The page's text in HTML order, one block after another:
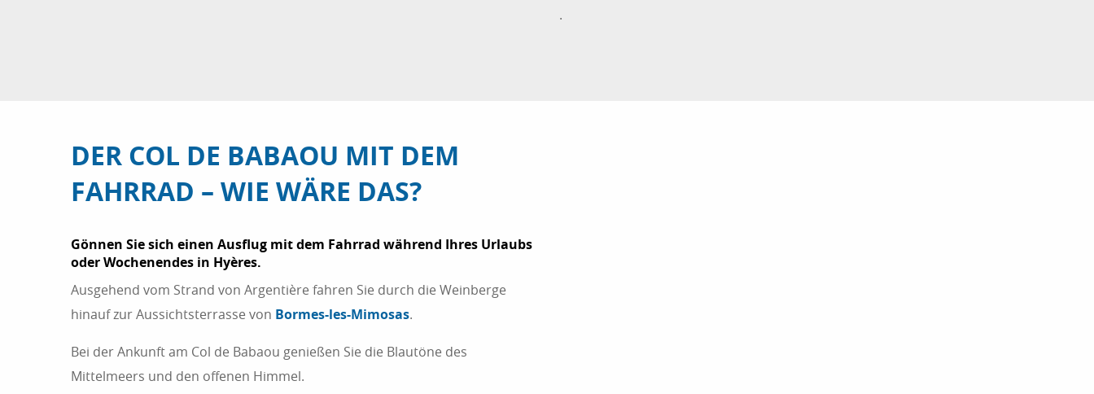
.
DER COL DE BABAOU MIT DEM
FAHRRAD – WIE WÄRE DAS?
Gönnen Sie sich einen Ausflug mit dem Fahrrad während Ihres Urlaubs
oder Wochenendes in Hyères.
Ausgehend vom Strand von Argentière fahren Sie durch die Weinberge
hinauf zur Aussichtsterrasse von Bormes-les-Mimosas.
Bei der Ankunft am Col de Babaou genießen Sie die Blautöne des
Mittelmeers und den offenen Himmel.